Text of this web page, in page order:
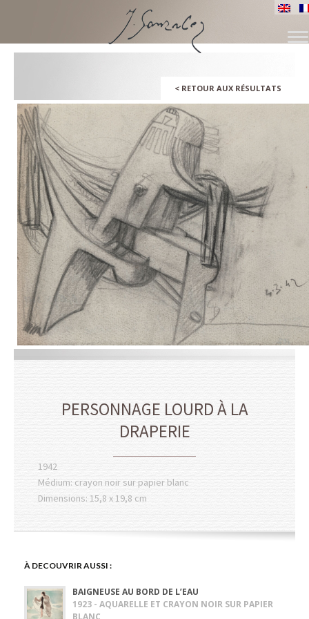
ALLER
< RETOUR AUX RÉSULTATS
PERSONNAGE LOURD À LA
DRAPERIE
1942
Médium: crayon noir sur papier blanc
Dimensions: 15,8 x 19,8 cm
À DECOUVRIR AUSSI :
BAIGNEUSE AU BORD DE L’EAU
1923 - AQUARELLE ET CRAYON NOIR SUR PAPIER
BLANC